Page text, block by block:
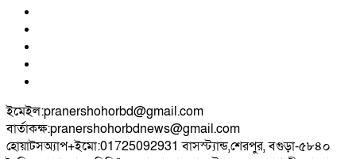
ইমেইল:pranershohorbd@gmail.com
বার্তাকক্ষ:pranershohorbdnews@gmail.com
হোয়াটসঅ্যাপ+ইমো:01725092931 বাসস্ট্যান্ড,শেরপুর, বগুড়া-৫৮৪০